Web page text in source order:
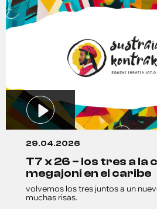
29.04.2026
t7 x 26 – los tres a la carga y
megajoni en el caribe
volvemos los tres juntos a un
muchas risas.